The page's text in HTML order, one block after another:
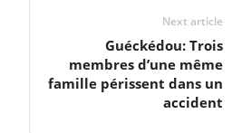
Next article
Guéckédou: Trois
membres d’une même
famille périssent dans un
accident